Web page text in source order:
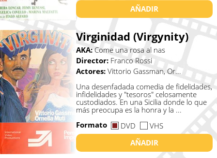
AÑADIR
Virginidad (Virgynity)
AKA: Come una rosa al nas
Director: Franco Rossi
Actores: Vittorio Gassman, Or...
Una desenfadada comedia de fidelidades,
infidelidades y "tesoros" celosamente
custodiados. En una Sicilia donde lo que
más preocupa es la honra y la ...
Formato
DVD
VHS
AÑADIR